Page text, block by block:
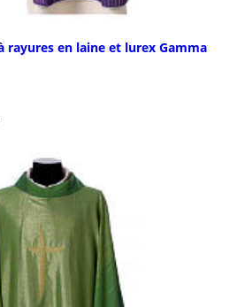
rayures en laine et lurex Gamma